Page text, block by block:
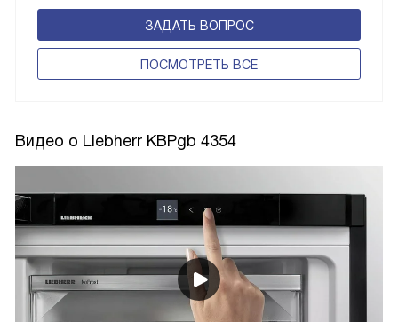
ЗАДАТЬ ВОПРОС
ПОCМОТРЕТЬ ВСЕ
Видео о Liebherr KBPgb 4354